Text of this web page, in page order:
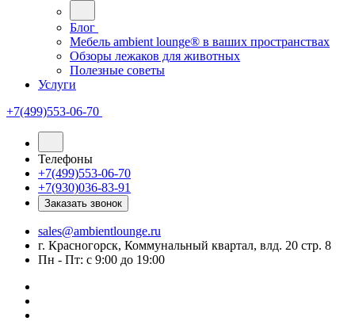
Блог
Мебель ambient lounge® в ваших пространствах
Обзоры лежаков для животных
Полезные советы
Услуги
+7(499)553-06-70
Телефоны
+7(499)553-06-70
+7(930)036-83-91
Заказать звонок
sales@ambientlounge.ru
г. Красногорск, Коммунальный квартал, влд. 20 стр. 8
Пн - Пт: с 9:00 до 19:00